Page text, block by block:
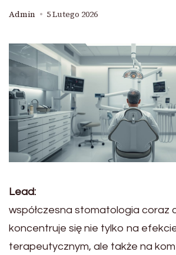
Admin 5 Lutego 2026
Lead:
współczesna stomatologia coraz
koncentruje się nie tylko na
terapeutycznym, ale także na